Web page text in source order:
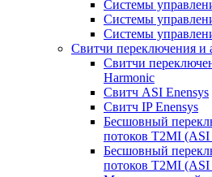
Cистемы
Cистемы
Cистемы
Свитчи переключения и
Свитчи
Harmonic
Свитч ASI Enensys
Свитч IP Enensys
Бесшовный
потоков T2MI
Бесшовный
потоков T2MI